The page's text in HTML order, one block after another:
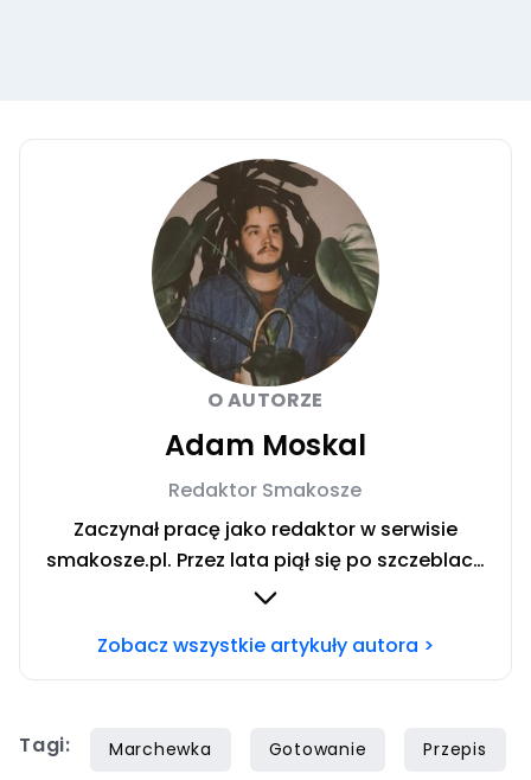
O AUTORZE
Adam Moskal
Redaktor Smakosze
Zaczynał pracę jako redaktor w serwisie
smakosze.pl. Przez lata piął się po szczeblach
przez stanowiska wydawnicze, w serwisach
oraz papilot.pl. Przez ponad rok dbał o serwis
siedem lat, lecz gotowaniem i pisaniem o
Zobacz wszystkie artykuły autora >
Tagi: Marchewka Gotowanie Przepis